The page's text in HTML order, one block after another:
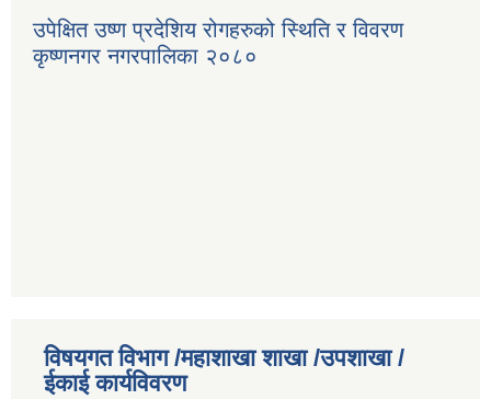
उपेक्षित उष्ण प्रदेशिय रोगहरुको स्थिति र विवरण
कृष्णनगर नगरपालिका २०८०
विषयगत विभाग /महाशाखा शाखा /उपशाखा /
ईकाई कार्यविवरण